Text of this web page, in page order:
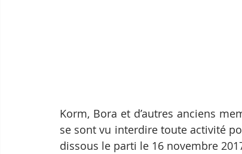
Korm, Bora et d’autres anciens
se sont vu interdire toute activité
dissous le parti le 16 novembre